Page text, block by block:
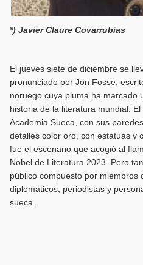
*) Javier Claure Covarrubias
El jueves siete de diciembre se
pronunciado por Jon Fosse,
noruego cuya pluma ha marcado
historia de la literatura mundial.
Academia Sueca, con sus
detalles color oro, con estatuas y
fue el escenario que acogió al
Nobel de Literatura 2023. Pero
público compuesto por miembros
diplomáticos, periodistas y
sueca.